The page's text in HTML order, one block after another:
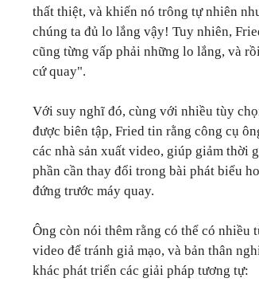
thất thiệt, và khiến nó trông tự nhiên
chúng ta đủ lo lắng vậy! Tuy nhiên,
cũng từng vấp phải những lo lắng, và
cứ quay".
Với suy nghĩ đó, cùng với nhiều tùy
được biên tập, Fried tin rằng công cụ
các nhà sản xuất video, giúp giảm thời
phần cần thay đổi trong bài phát biểu
đứng trước máy quay.
Ông còn nói thêm rằng có thể có nhiều
video để tránh giả mạo, và bản thân
khác phát triển các giải pháp tương tự: